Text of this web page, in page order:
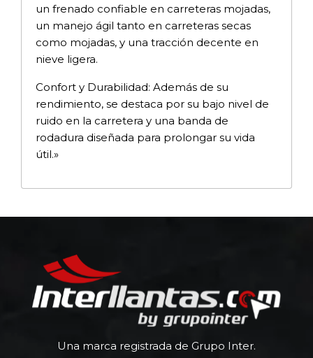
un frenado confiable en carreteras mojadas,
un manejo ágil tanto en carreteras secas
como mojadas, y una tracción decente en
nieve ligera.
Confort y Durabilidad: Además de su
rendimiento, se destaca por su bajo nivel de
ruido en la carretera y una banda de
rodadura diseñada para prolongar su vida
útil.»
Una marca registrada de Grupo Inter.